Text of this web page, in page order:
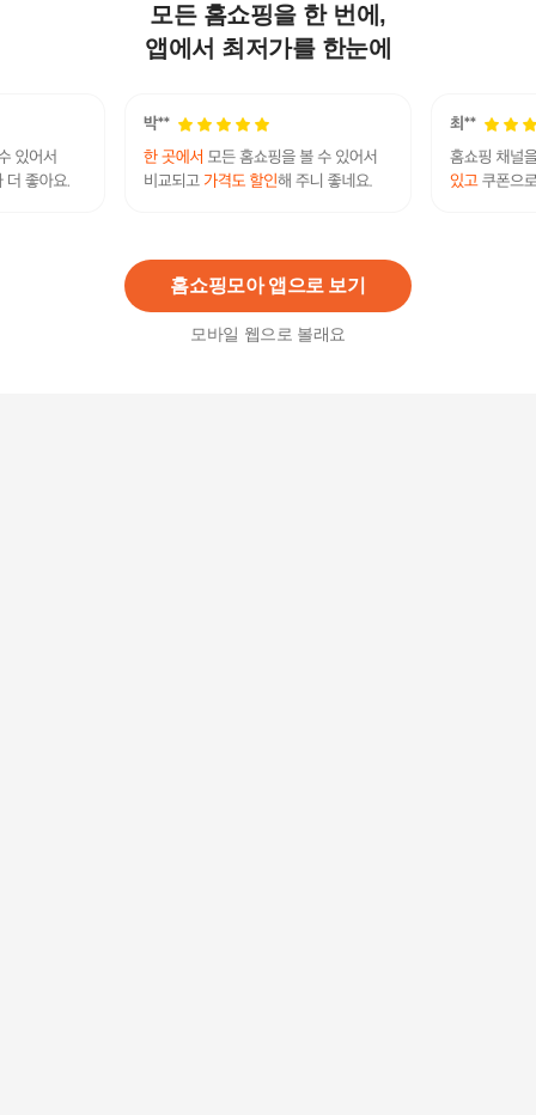
모든 홈쇼핑을 한 번에,
앱에서 최저가를 한눈에
홈쇼핑모아 앱으로 보기
모바일 웹으로 볼래요
프레쉬푸드 코스모스 짱이야 50g 30입 [박스]
21,440원
프레쉬푸드 해태 구운감자 27g 30입 [박스]